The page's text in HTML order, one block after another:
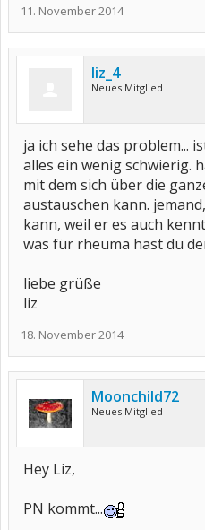
11. November 2014
liz_4
Neues Mitglied
ja ich sehe das problem...
alles ein wenig schwierig.
mit dem sich über die
austauschen kann.
kann, weil er es auch
was für rheuma hast du
liebe grüße
liz
18. November 2014
Moonchild72
Neues Mitglied
Hey Liz,
PN kommt...